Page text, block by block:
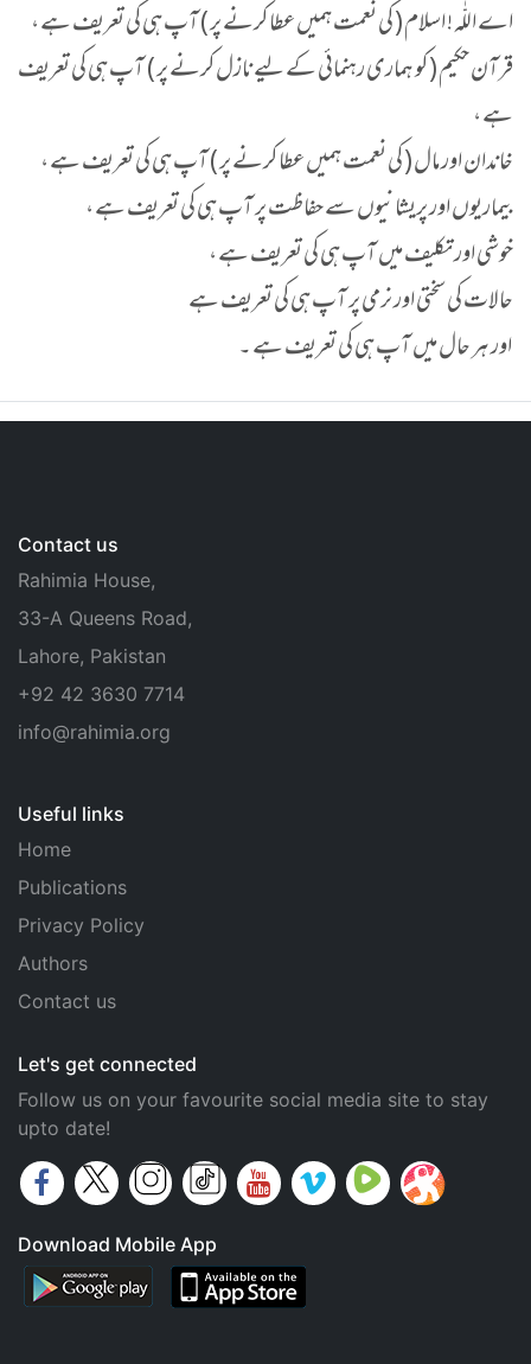
اے اللّٰہ ! اسلام ( کی نعمت ہمیں عطا کرنے پر ) آپ ہی کی تعریف ہے ،
قرآن حکیم ( کو ہماری رہنمائی کے لیے نازل کرنے پر ) آپ ہی کی تعریف
ہے ،
خاندان اور مال ( کی نعمت ہمیں عطا کرنے پر ) آپ ہی کی تعریف ہے ،
بیماریوں اور پریشانیوں سے حفاظت پر آپ ہی کی تعریف ہے ،
خوشی اور تکلیف میں آپ ہی کی تعریف ہے ،
حالات کی سختی اور نرمی پر آپ ہی کی تعریف ہے
اور ہر حال میں آپ ہی کی تعریف ہے ۔
Contact us
Rahimia House,
33-A Queens Road,
Lahore, Pakistan
+92 42 3630 7714
info@rahimia.org
Useful links
Home
Publications
Privacy Policy
Authors
Contact us
Let's get connected
Follow us on your favourite social media site to stay
upto date!
Download Mobile App